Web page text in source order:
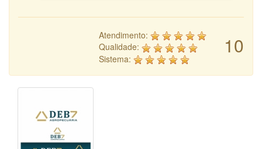
10
Atendimento:
Qualidade:
Sistema: